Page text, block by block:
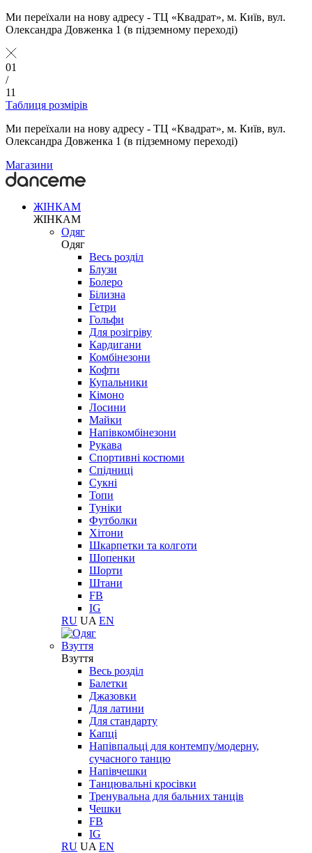
Ми переїхали на нову адресу - ТЦ «Квадрат», м. Київ, вул.
Олександра Довженка 1 (в підземному переході)
01
/
11
Таблиця розмірів
Ми переїхали на нову адресу - ТЦ «Квадрат», м. Київ, вул.
Олександра Довженка 1 (в підземному переході)
Магазини
ЖІНКАМ
ЖІНКАМ
Одяг
Одяг
Весь розділ
Блузи
Болеро
Білизна
Гетри
Гольфи
Для розігріву
Кардигани
Комбінезони
Кофти
Купальники
Кімоно
Лосини
Майки
Напівкомбінезони
Рукава
Спортивні костюми
Спідниці
Сукні
Топи
Туніки
Футболки
Хітони
Шкарпетки та колготи
Шопенки
Шорти
Штани
FB
IG
RU UA EN
Взуття
Взуття
Весь розділ
Балетки
Джазовки
Для латини
Для стандарту
Капці
Напівпальці для контемпу/модерну,
сучасного танцю
Напівчешки
Танцювальні кросівки
Тренувальна для бальних танців
Чешки
FB
IG
RU UA EN